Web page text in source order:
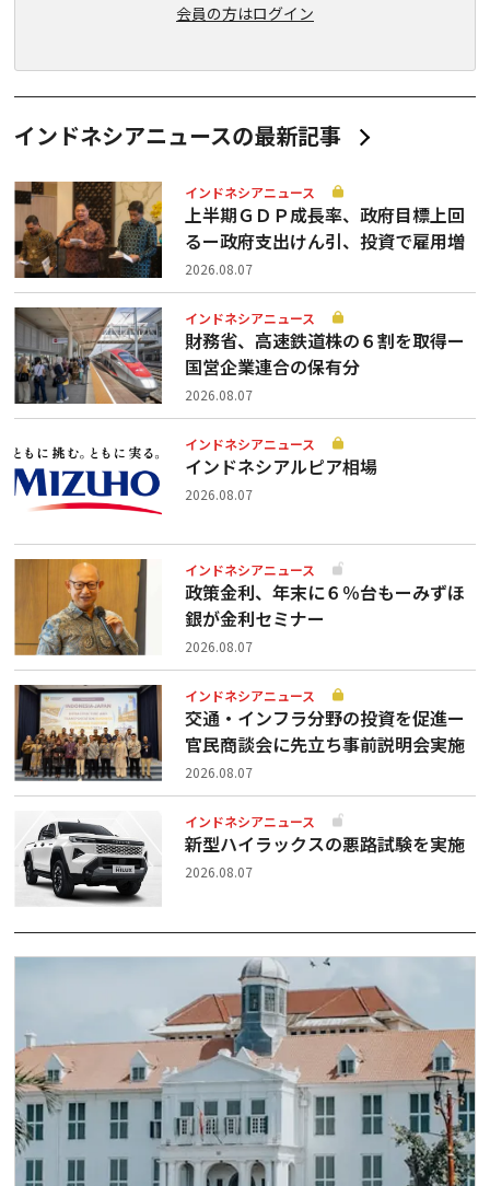
会員の方はログイン
インドネシアニュースの最新記事
インドネシアニュース
上半期ＧＤＰ成長率、政府目標上回
るー政府支出けん引、投資で雇用増
2026.08.07
インドネシアニュース
財務省、高速鉄道株の６割を取得ー
国営企業連合の保有分
2026.08.07
インドネシアニュース
インドネシアルピア相場
2026.08.07
インドネシアニュース
政策金利、年末に６％台もーみずほ
銀が金利セミナー
2026.08.07
インドネシアニュース
交通・インフラ分野の投資を促進ー
官民商談会に先立ち事前説明会実施
2026.08.07
インドネシアニュース
新型ハイラックスの悪路試験を実施
2026.08.07